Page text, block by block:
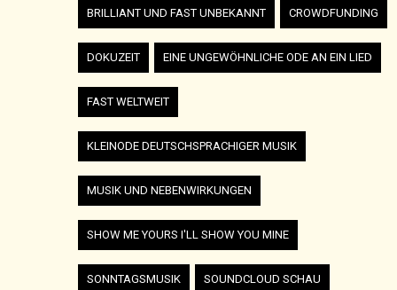
BRILLIANT UND FAST UNBEKANNT CROWDFUNDING
DOKUZEIT EINE UNGEWÖHNLICHE ODE AN EIN LIED
FAST WELTWEIT
KLEINODE DEUTSCHSPRACHIGER MUSIK
MUSIK UND NEBENWIRKUNGEN
SHOW ME YOURS I'LL SHOW YOU MINE
SONNTAGSMUSIK SOUNDCLOUD SCHAU